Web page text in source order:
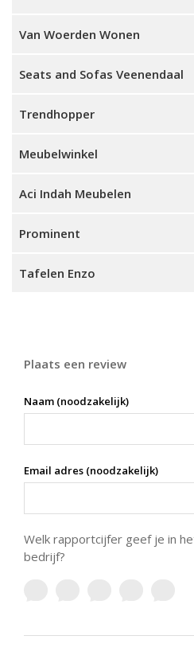
Van Woerden Wonen
Seats and Sofas Veenendaal
Trendhopper
Meubelwinkel
Aci Indah Meubelen
Prominent
Tafelen Enzo
Plaats een review
Naam (noodzakelijk)
Email adres (noodzakelijk)
Welk rapportcijfer geef je in
bedrijf?